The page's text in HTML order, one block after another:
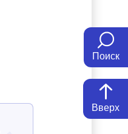
Поиск
Вверх